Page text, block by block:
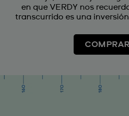
en que VERDY nos
transcurrido es una